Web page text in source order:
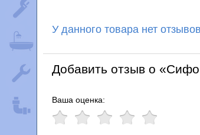
У данного товара нет
Добавить отзыв о
Ваша оценка: